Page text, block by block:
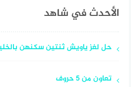
الأحدث في شاهد
حل لغز ياويش ثنتين سكنهن
تعاون من 5 حروف